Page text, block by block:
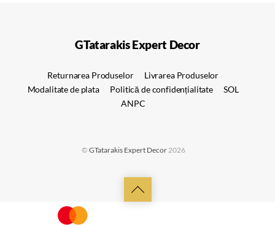
GTatarakis Expert Decor
Returnarea Produselor
Livrarea Produselor
Modalitate de plata
Politică de confidențialitate
SOL
ANPC
Back
©GTatarakis Expert Decor 2026